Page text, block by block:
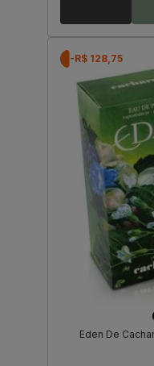
-R$ 128,75
Eden De